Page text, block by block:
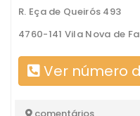
R. Eça de Queirós 493
4760-141 Vila Nova de
Ver número